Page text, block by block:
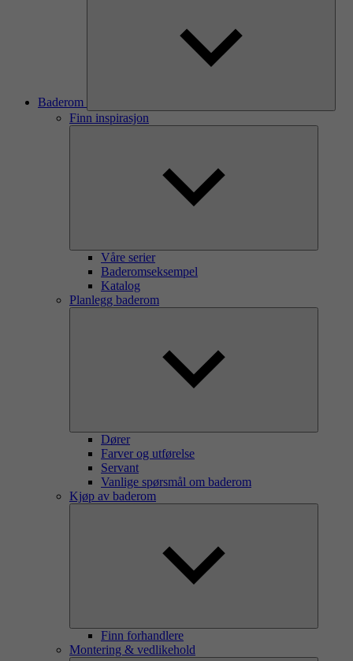
Baderom
Finn inspirasjon
Våre serier
Baderomseksempel
Katalog
Planlegg baderom
Dører
Farver og utførelse
Servant
Vanlige spørsmål om baderom
Kjøp av baderom
Finn forhandlere
Montering & vedlikehold